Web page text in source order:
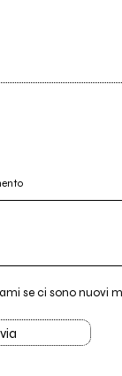
se ci sono nuovi